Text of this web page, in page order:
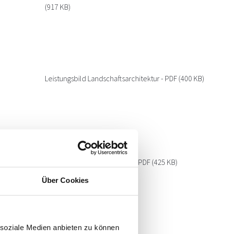
Über Cookies
Medien anbieten zu können
(917 KB)
Leistungsbild Landschaftsarchitektur - PDF (400 KB)
Leistungsbild Maschinenbau - PDF (425 KB)